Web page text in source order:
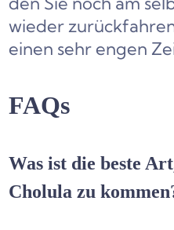
wieder
einen sehr engen
FAQs
Was ist die beste
Cholula zu